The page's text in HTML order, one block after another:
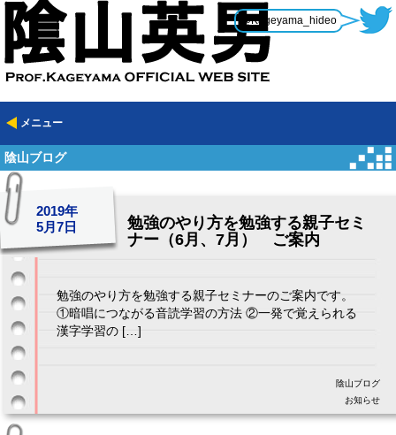
@Kageyama_hideo
メニュー
陰山ブログ
勉強のやり方を勉強する親子セミ
ナー（6月、7月） ご案内
2019年
5月7日
勉強のやり方を勉強する親子セミナーのご案内です。
①暗唱につながる音読学習の方法 ②一発で覚えられる
漢字学習の […]
陰山ブログ
お知らせ